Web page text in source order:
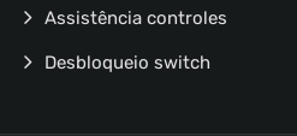
Assistência controles
Desbloqueio switch